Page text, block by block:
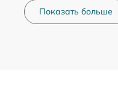
Показать больше